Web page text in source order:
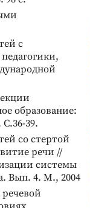
с
образование:
39.
со стертой
речи //
системы
Вып. 4. М., 2004